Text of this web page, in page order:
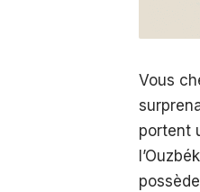
Vous
portent